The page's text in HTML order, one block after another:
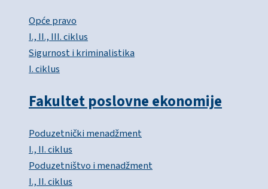
Opće pravo
I., II., III. ciklus
Sigurnost i kriminalistika
I. ciklus
Fakultet poslovne ekonomije
Poduzetnički menadžment
I., II. ciklus
Poduzetništvo i menadžment
I., II. ciklus